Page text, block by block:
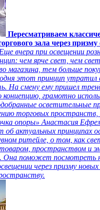
Пересматриваем
зала через
Еще вчера при освещении
чем ярче свет, чем
магазина, тем больше
этот принцип утратил
На смену ему пришел
грамотно
осветительные
торговых пространств,
опоры» Анастасия
об актуальных принципах
ритейле, о том, как
пространством и
Она поможет посмотреть
через призму